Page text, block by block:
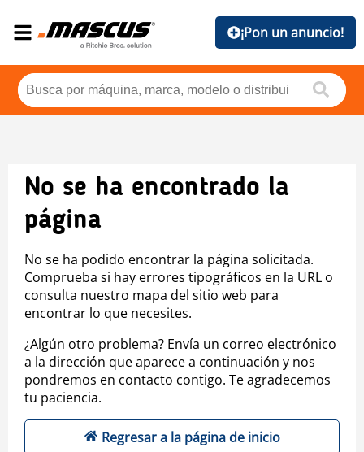
¡Pon un anuncio!
No se ha encontrado la
página
No se ha podido encontrar la página solicitada.
Comprueba si hay errores tipográficos en la URL o
consulta nuestro mapa del sitio web para
encontrar lo que necesites.
¿Algún otro problema? Envía un correo electrónico
a la dirección que aparece a continuación y nos
pondremos en contacto contigo. Te agradecemos
tu paciencia.
Regresar a la página de inicio